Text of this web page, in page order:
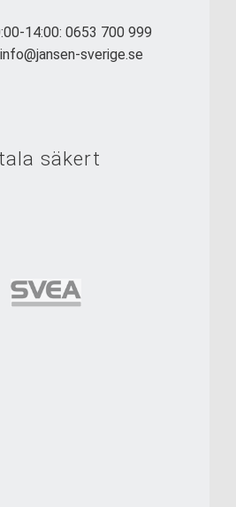
14:00: 0653 700 999
sverige.se
säkert